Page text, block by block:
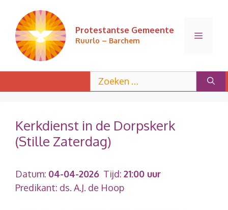
inhoud
Protestantse Gemeente
Ruurlo – Barchem
Menu
naar:
Kerkdienst in de Dorpskerk
(Stille Zaterdag)
Datum: 04-04-2026 Tijd: 21:00 uur
Predikant: ds. A.J. de Hoop